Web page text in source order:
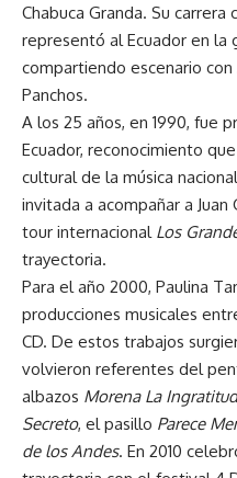
Chabuca Granda. Su carrera
representó al Ecuador en la
compartiendo escenario con
Panchos.
A los 25 años, en 1990, fue
Ecuador, reconocimiento
cultural de la música
invitada a acompañar a
tour internacional Los
trayectoria.
Para el año 2000, Paulina
producciones musicales
CD. De estos trabajos
volvieron referentes del
albazos Morena La Ingratitud
Secreto, el pasillo Parece
de los Andes. En 2010